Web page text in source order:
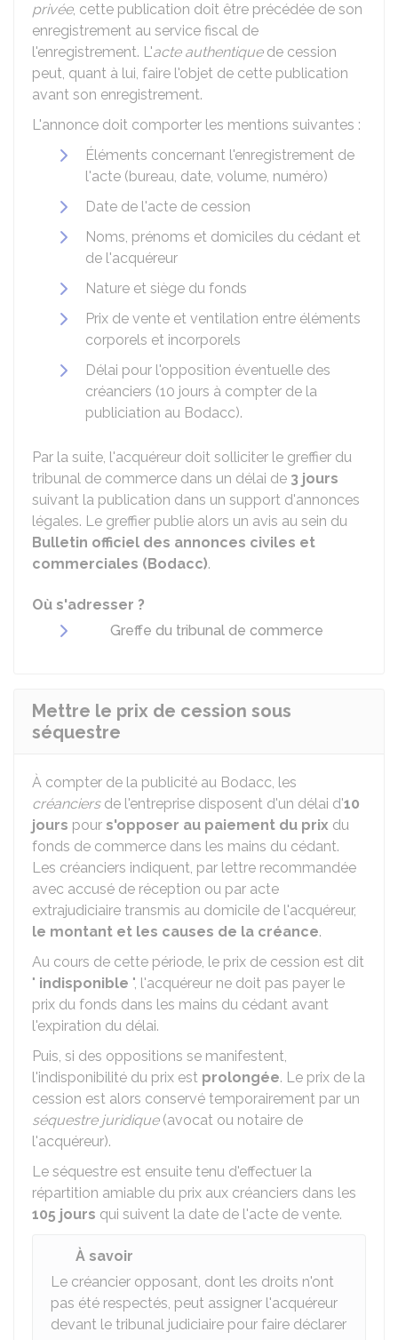
privée, cette publication doit être précédée de son
enregistrement au service fiscal de
l'enregistrement. L'acte authentiquede cession
peut, quant à lui, faire l'objet de cette publication
avant son enregistrement.
L'annonce doit comporter les mentions suivantes :
Éléments concernant l'enregistrement de
l'acte (bureau, date, volume, numéro)
Date de l'acte de cession
Noms, prénoms et domiciles du cédant et
de l'acquéreur
Nature et siège du fonds
Prix de vente et ventilation entre éléments
corporels et incorporels
Délai pour l'opposition éventuelle des
créanciers (10 jours à compter de la
publiciation au Bodacc).
Par la suite, l'acquéreur doit solliciter le greffier du
tribunal de commerce dans un délai de 3 jours
suivant la publication dans un support d'annonces
légales. Le greffier publie alors un avis au sein du
Bulletin officiel des annonces civiles et
commerciales (Bodacc).
Où s'adresser ?
Greffe du tribunal de commerce
Mettre le prix de cession sous
séquestre
À compter de la publicité au Bodacc, les
créanciersde l'entreprise disposent d'un délai d'10
jours pour s'opposer au paiement du prix du
fonds de commerce dans les mains du cédant.
Les créanciers indiquent, par lettre recommandée
avec accusé de réception ou par acte
extrajudiciaire transmis au domicile de l'acquéreur,
le montant et les causes de la créance.
Au cours de cette période, le prix de cession est dit
" indisponible ", l'acquéreur ne doit pas payer le
prix du fonds dans les mains du cédant avant
l'expiration du délai.
Puis, si des oppositions se manifestent,
l'indisponibilité du prix est prolongée. Le prix de la
cession est alors conservé temporairement par un
séquestre juridique(avocat ou notaire de
l'acquéreur).
Le séquestre est ensuite tenu d'effectuer la
répartition amiable du prix aux créanciers dans les
105 jours qui suivent la date de l'acte de vente.
À savoir
Le créancier opposant, dont les droits n'ont
pas été respectés, peut assigner l'acquéreur
devant le tribunal judiciaire pour faire déclarer